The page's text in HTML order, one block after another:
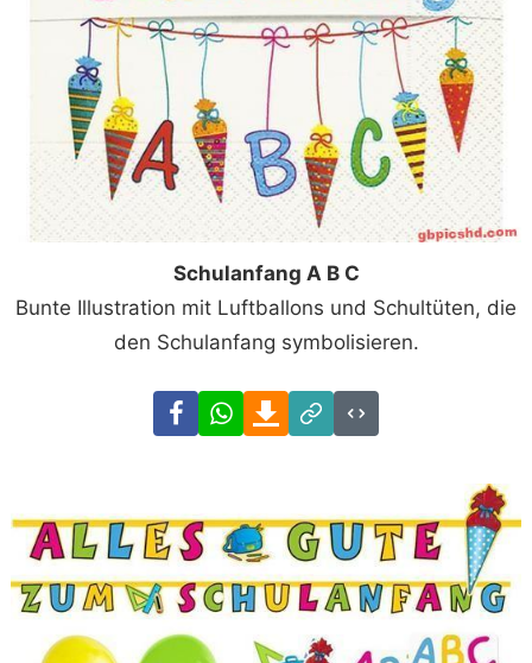
Schulanfang A B C
Bunte Illustration mit Luftballons und Schultüten, die
den Schulanfang symbolisieren.
FacebookWhatsAppDownload
Link
Code